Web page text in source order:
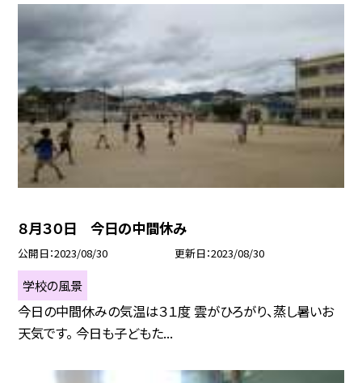
８月３０日 今日の中間休み
公開日 2023/08/30 更新日 2023/08/30
学校の風景
今日の中間休みの気温は３１度 雲がひろがり、蒸し暑いお
天気です。 今日も子どもた...